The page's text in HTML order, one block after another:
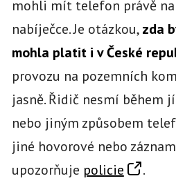
mohli mít telefon právě
nabíječce. Je otázkou,zda
mohla platit i v České
provozu na pozemních
jasně. Řidič nesmí během
nebo jiným způsobem
jiné hovorové nebo
upozorňuje policie .